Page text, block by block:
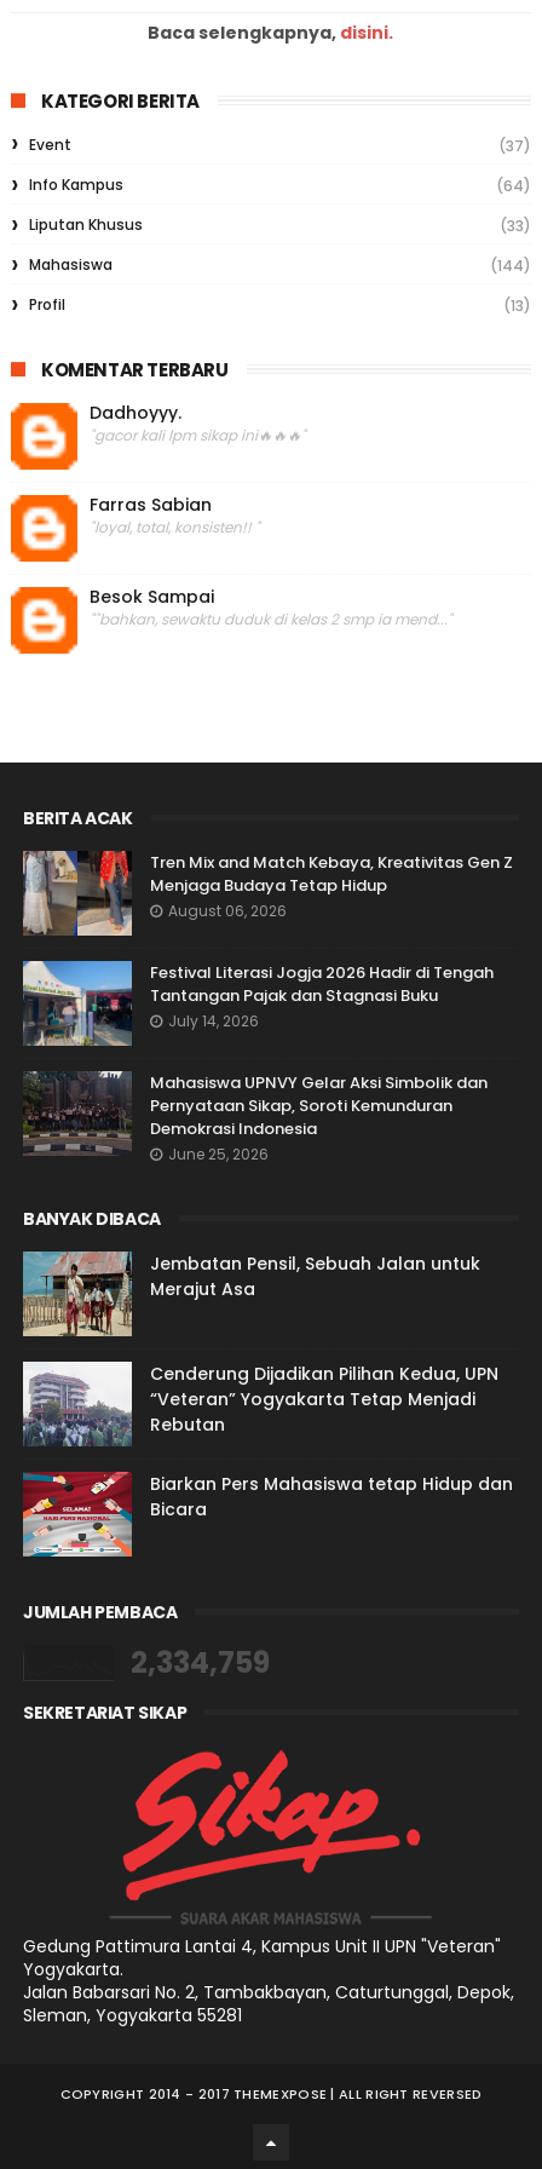
Baca selengkapnya, disini.
KATEGORI BERITA
Event
(37)
Info Kampus
(64)
Liputan Khusus
(33)
Mahasiswa
(144)
Profil
(13)
KOMENTAR TERBARU
Dadhoyyy.
"gacor kali lpm sikap ini🔥🔥🔥"
Farras Sabian
"loyal, total, konsisten!! "
Besok Sampai
""bahkan, sewaktu duduk di kelas 2 smp ia mend..."
BERITA ACAK
Tren Mix and Match Kebaya, Kreativitas Gen Z
Menjaga Budaya Tetap Hidup
August 06, 2026
Festival Literasi Jogja 2026 Hadir di Tengah
Tantangan Pajak dan Stagnasi Buku
July 14, 2026
Mahasiswa UPNVY Gelar Aksi Simbolik dan
Pernyataan Sikap, Soroti Kemunduran
Demokrasi Indonesia
June 25, 2026
BANYAK DIBACA
Jembatan Pensil, Sebuah Jalan untuk
Merajut Asa
Cenderung Dijadikan Pilihan Kedua, UPN
“Veteran” Yogyakarta Tetap Menjadi
Rebutan
Biarkan Pers Mahasiswa tetap Hidup dan
Bicara
JUMLAH PEMBACA
2,334,759
SEKRETARIAT SIKAP
Gedung Pattimura Lantai 4, Kampus Unit II UPN "Veteran"
Yogyakarta.
Jalan Babarsari No. 2, Tambakbayan, Caturtunggal, Depok,
Sleman, Yogyakarta 55281
COPYRIGHT 2014 - 2017 THEMEXPOSE | ALL RIGHT REVERSED